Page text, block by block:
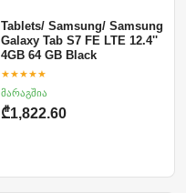
Tablets/ Samsung/ Samsung
Galaxy Tab S7 FE LTE 12.4''
4GB 64 GB Black
★★★★★
მარაგშია
₾1,822.60